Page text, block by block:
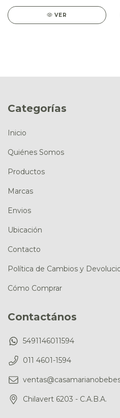
VER
Categorías
Inicio
Quiénes Somos
Productos
Marcas
Envios
Ubicación
Contacto
Política de Cambios y
Cómo Comprar
Contactános
5491146011594
011 4601-1594
Chilavert 6203 - C.A.B.A.